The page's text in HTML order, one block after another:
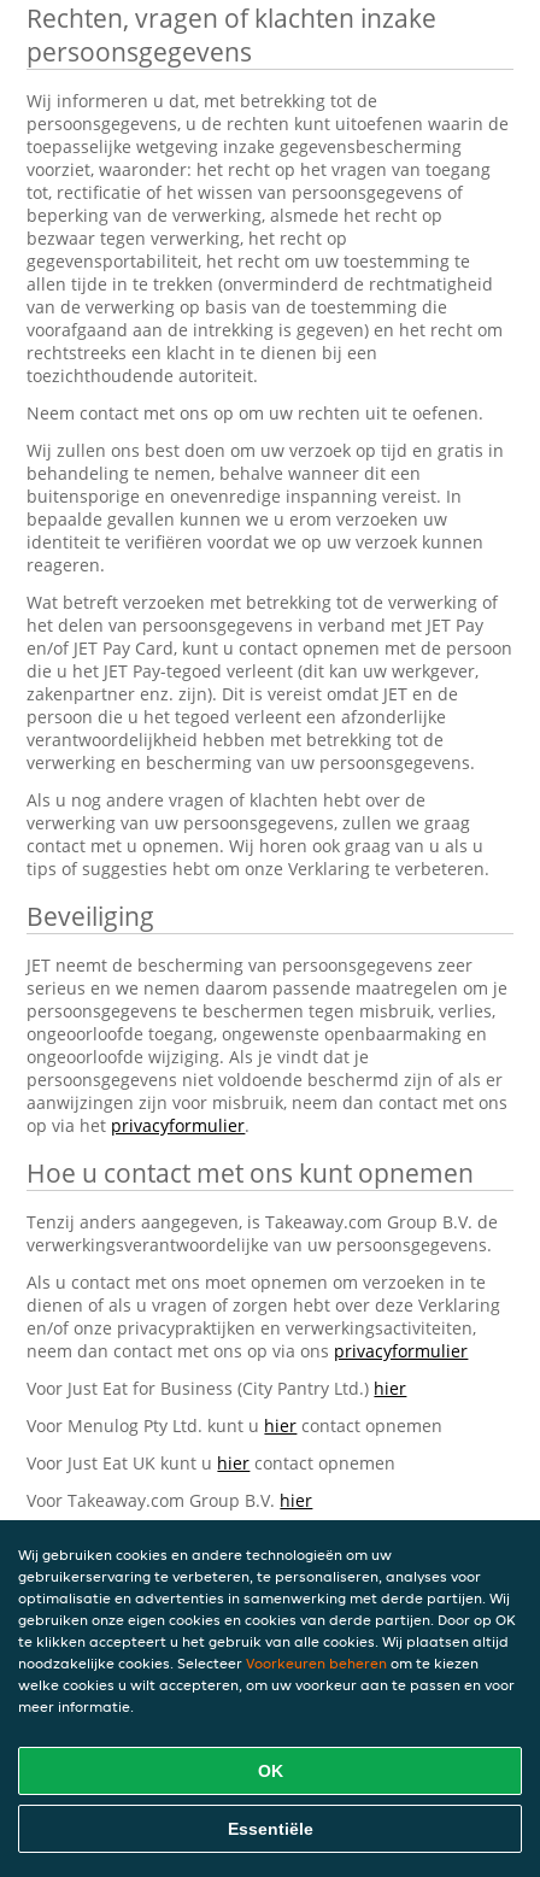
Rechten, vragen of klachten inzake
persoonsgegevens
Wij informeren u dat, met betrekking tot de
persoonsgegevens, u de rechten kunt uitoefenen waarin de
toepasselijke wetgeving inzake gegevensbescherming
voorziet, waaronder: het recht op het vragen van toegang
tot, rectificatie of het wissen van persoonsgegevens of
beperking van de verwerking, alsmede het recht op
bezwaar tegen verwerking, het recht op
gegevensportabiliteit, het recht om uw toestemming te
allen tijde in te trekken (onverminderd de rechtmatigheid
van de verwerking op basis van de toestemming die
voorafgaand aan de intrekking is gegeven) en het recht om
rechtstreeks een klacht in te dienen bij een
toezichthoudende autoriteit.
Neem contact met ons op om uw rechten uit te oefenen.
Wij zullen ons best doen om uw verzoek op tijd en gratis in
behandeling te nemen, behalve wanneer dit een
buitensporige en onevenredige inspanning vereist. In
bepaalde gevallen kunnen we u erom verzoeken uw
identiteit te verifiëren voordat we op uw verzoek kunnen
reageren.
Wat betreft verzoeken met betrekking tot de verwerking of
het delen van persoonsgegevens in verband met JET Pay
en/of JET Pay Card, kunt u contact opnemen met de persoon
die u het JET Pay-tegoed verleent (dit kan uw werkgever,
zakenpartner enz. zijn). Dit is vereist omdat JET en de
persoon die u het tegoed verleent een afzonderlijke
verantwoordelijkheid hebben met betrekking tot de
verwerking en bescherming van uw persoonsgegevens.
Als u nog andere vragen of klachten hebt over de
verwerking van uw persoonsgegevens, zullen we graag
contact met u opnemen. Wij horen ook graag van u als u
tips of suggesties hebt om onze Verklaring te verbeteren.
Beveiliging
JET neemt de bescherming van persoonsgegevens zeer
serieus en we nemen daarom passende maatregelen om je
persoonsgegevens te beschermen tegen misbruik, verlies,
ongeoorloofde toegang, ongewenste openbaarmaking en
ongeoorloofde wijziging. Als je vindt dat je
persoonsgegevens niet voldoende beschermd zijn of als er
aanwijzingen zijn voor misbruik, neem dan contact met ons
op via het privacyformulier.
Hoe u contact met ons kunt opnemen
Tenzij anders aangegeven, is Takeaway.com Group B.V. de
verwerkingsverantwoordelijke van uw persoonsgegevens.
Als u contact met ons moet opnemen om verzoeken in te
dienen of als u vragen of zorgen hebt over deze Verklaring
en/of onze privacypraktijken en verwerkingsactiviteiten,
neem dan contact met ons op via ons privacyformulier
Voor Just Eat for Business (City Pantry Ltd.) hier
Voor Menulog Pty Ltd. kunt u hier contact opnemen
Voor Just Eat UK kunt u hier contact opnemen
Voor Takeaway.com Group B.V. hier
Takeaway.com Group B.V.
Piet Heinkade 61
1019 GM Amsterdam
Nederland
Bijgewerkte versies van deze
Wij kunnen deze Verklaring van tijd tot tijd bijwerken als
reactie op veranderende juridische, technische of zakelijke
ontwikkelingen. Wanneer wij onze Privacyverklaring
bijwerken, zullen wij passende maatregelen nemen om u
Wij gebruiken cookies en andere technologieën om uw
gebruikerservaring te verbeteren, te personaliseren, analyses voor
optimalisatie en advertenties in samenwerking met derde partijen. Wij
gebruiken onze eigen cookies en cookies van derde partijen. Door op OK
te klikken accepteert u het gebruik van alle cookies. Wij plaatsen altijd
noodzakelijke cookies. Selecteer Voorkeuren beheren om te kiezen
welke cookies u wilt accepteren, om uw voorkeur aan te passen en voor
meer informatie.
OK
Essentiële